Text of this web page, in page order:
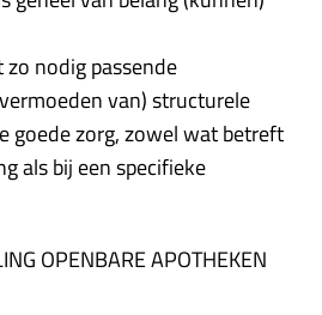
zo nodig passende
van) structurele
goede zorg, zowel wat betreft
als bij een specifieke
OPENBARE APOTHEKEN